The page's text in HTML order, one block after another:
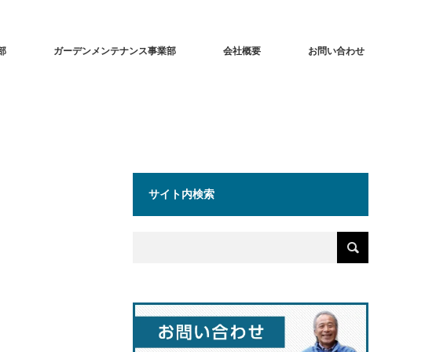
ガーデンメンテナンス事業部 会社概要 お問い合わせ
サイト内検索